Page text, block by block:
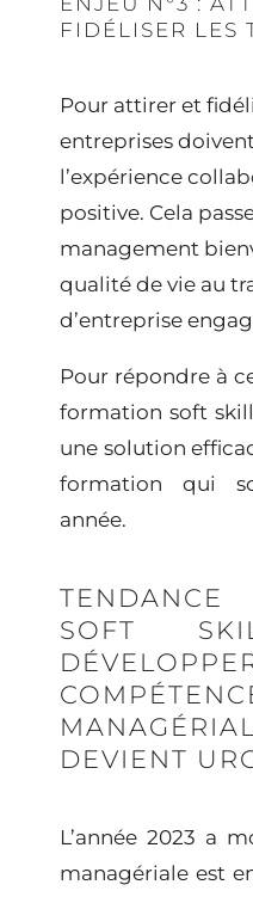
FIDÉLISER LES
Pour attirer et
entreprises
l’expérience
positive. Cela
management
qualité de vie au
d’entreprise
Pour répondre à
formation soft
une solution
formation qui
année.
SOFT
DEVIENT
L’année 2023 a
managériale est